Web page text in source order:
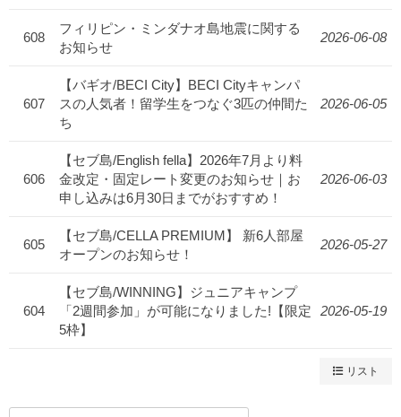
608
フィリピン・ミンダナオ島地震に関する
お知らせ
2026-06-08
607
【バギオ/BECI City】BECI Cityキャンパ
スの人気者！留学生をつなぐ3匹の仲間た
ち
2026-06-05
606
【セブ島/English fella】2026年7月より料
金改定・固定レート変更のお知らせ｜お
申し込みは6月30日までがおすすめ！
2026-06-03
605
【セブ島/CELLA PREMIUM】 新6人部屋
オープンのお知らせ！
2026-05-27
604
【セブ島/WINNING】ジュニアキャンプ
「2週間参加」が可能になりました!【限定
5枠】
2026-05-19
リスト